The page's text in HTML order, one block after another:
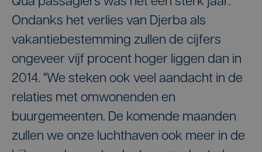
Ondanks het verlies van Djerba als
vakantiebestemming zullen de cijfers
ongeveer vijf procent hoger liggen dan in
2014. "We steken ook veel aandacht in de
relaties met omwonenden en
buurgemeenten. De komende maanden
zullen we onze luchthaven ook meer in de